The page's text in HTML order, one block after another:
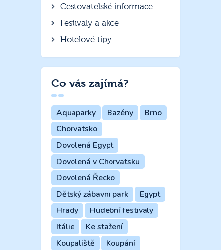
Cestovatelské informace
Festivaly a akce
Hotelové tipy
Co vás zajímá?
Aquaparky Bazény
Brno
Chorvatsko
Dovolená Egypt
Dovolená v Chorvatsku
Dovolená Řecko
Dětský zábavní park
Egypt
Hrady
Hudební festivaly
Itálie
Ke stažení
Koupaliště
Koupání